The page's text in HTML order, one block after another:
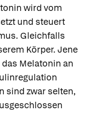
wird vom
und steuert
Gleichfalls
Körper. Jene
Melatonin an
sind zwar selten,